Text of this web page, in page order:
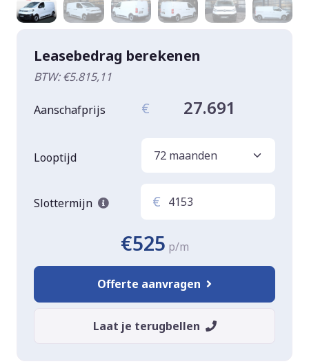
Leasebedrag berekenen
BTW: €5.815,11
Aanschafprijs € 27.691
Looptijd
Slottermijn €
€525 p/m
Offerte aanvragen
Laat je terugbellen